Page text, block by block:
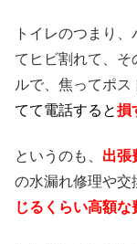
トイレのつまり
てヒビ割れて、
ルで、焦ってポス
てて電話すると損
というのも、 出張
の水漏れ修理や交
じるくらい高額な